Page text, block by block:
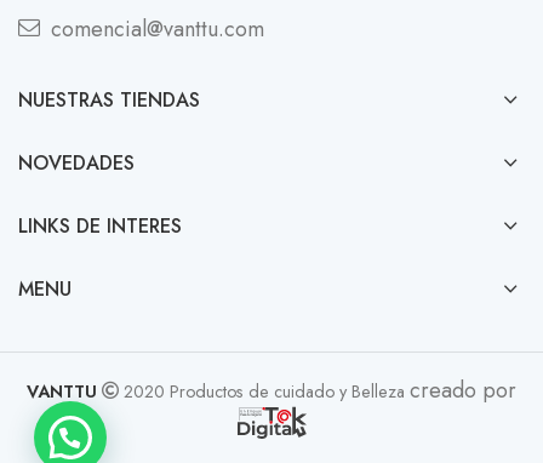
comencial@vanttu.com
NUESTRAS TIENDAS
NOVEDADES
LINKS DE INTERES
MENU
VANTTU 2020 Productos de cuidado y Belleza creado por